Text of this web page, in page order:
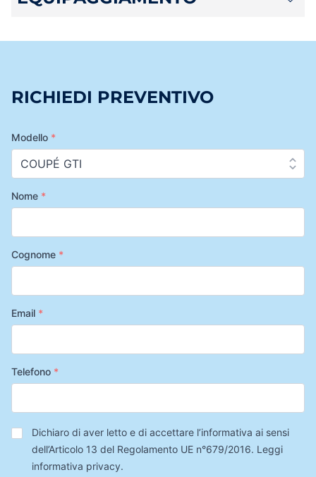
RICHIEDI PREVENTIVO
Modello *
Nome *
Cognome *
Email *
Telefono *
Privacy*
Dichiaro di aver letto e di accettare l’informativa ai sensi
dell’Articolo 13 del Regolamento UE n°679/2016. Leggi
informativa privacy.